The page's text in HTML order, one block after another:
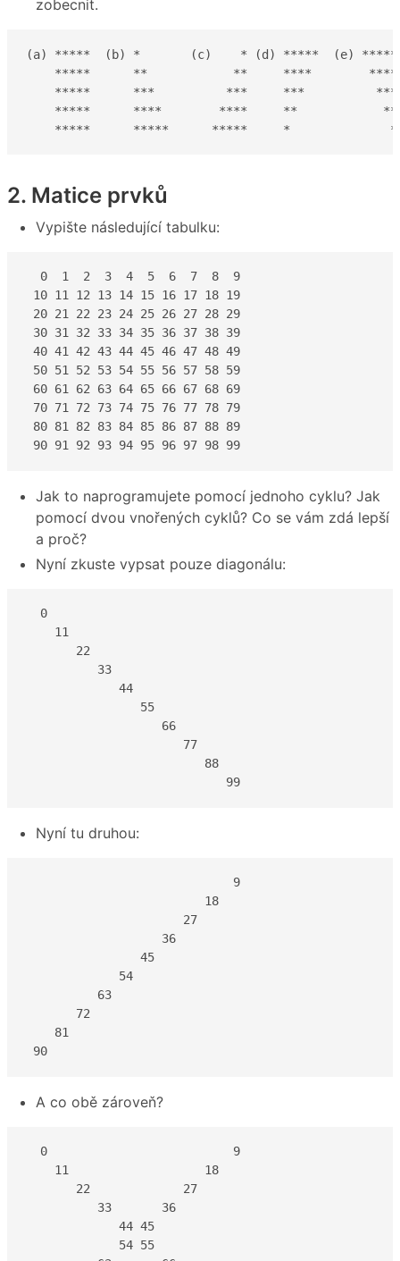
zobecnit.
(a) *****  (b) *       (c)    * (d) *****  (e) *****
    *****      **            **     ****        ****
    *****      ***          ***     ***          ***
*****      ****        ****     **
    *****      *****      *****     *              *
2. Matice prvků
Vypište následující tabulku:
  0  1  2  3  4  5  6  7  8  9
10 11 12 13 14 15 16 17 18 19
20 21 22 23 24 25 26 27 28 29
30 31 32 33 34 35 36 37 38 39
40 41 42 43 44 45 46 47 48 49
50 51 52 53 54 55 56 57 58 59
60 61 62 63 64 65 66 67 68 69
70 71 72 73 74 75 76 77 78 79
80 81 82 83 84 85 86 87 88 89
90 91 92 93 94 95 96 97 98 99
Jak to naprogramujete pomocí jednoho cyklu? Jak
pomocí dvou vnořených cyklů? Co se vám zdá lepší
a proč?
Nyní zkuste vypsat pouze diagonálu:
  0
    11
       22
          33
             44
                55
                   66
                      77
                         88
                            99
Nyní tu druhou:
                             9
                         18
                      27
                   36
                45
             54
          63
       72
    81
90
A co obě zároveň?
  0                          9
    11                   18
       22             27
          33       36
             44 45
             54 55